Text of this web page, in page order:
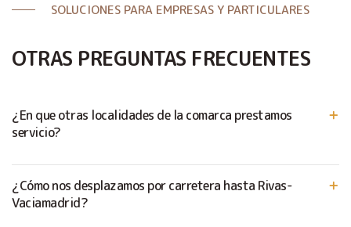
SOLUCIONES PARA EMPRESAS Y PARTICULARES
OTRAS PREGUNTAS FRECUENTES
¿En que otras localidades de la comarca prestamos
servicio?
¿Cómo nos desplazamos por carretera hasta Rivas-
Vaciamadrid?